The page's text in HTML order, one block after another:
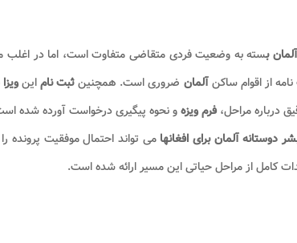
بسته به وضعیت فردی متقاضی متفاوت است، اما در اغلب
از اقوام ساکنآلمان ضروری است. همچنینثبت ناماینویزا
درباره مراحل،فرم ویزهو نحوه پیگیری درخواست آورده شده
دوستانه آلمان برای افغانها می تواند احتمال موفقیت پرونده
کامل از مراحل حیاتی این مسیر ارائه شده است.